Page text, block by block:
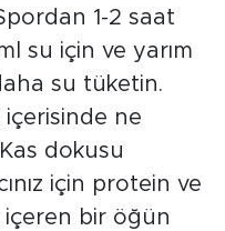
1-2 saat
su için ve yarım
su tüketin.
içerisinde ne
dokusu
için protein ve
içeren bir öğün